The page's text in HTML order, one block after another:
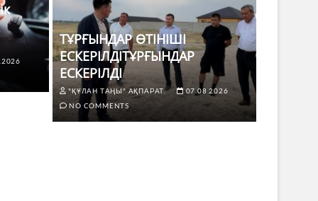
жүргізушілері үшін не
NO COMMENTS
ТҰРҒЫНДАР ӨТІНІШІ
ЕСКЕРІЛДІТҰРҒЫНДАР
ЕСКЕРІЛДІ
"ҚҰЛАН ТАҢЫ" АҚПАРАТ.
07.08.2026
NO COMMENTS